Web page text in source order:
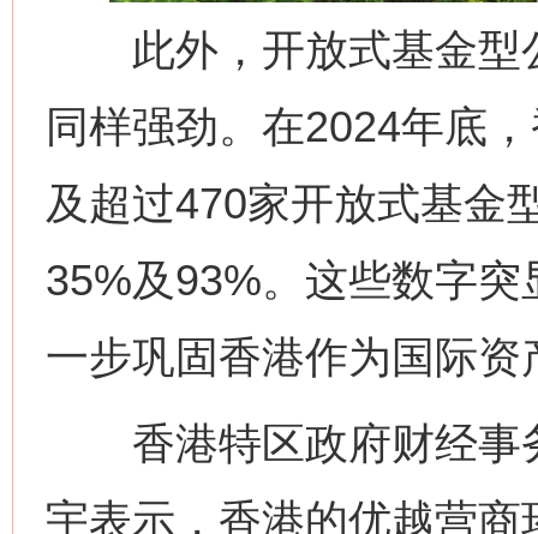
此外，开放式基金型
同样强劲。在2024年底
及超过470家开放式基金
35%及93%。这些数字
一步巩固香港作为国际
香港特区政府财经事
宇表示，香港的优越营